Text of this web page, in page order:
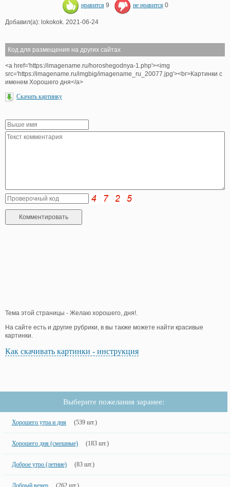
нравится 9 не нравится 0
Добавил(а): lokokok. 2021-06-24
Код для размещения на других сайтах
<a href='https://imagename.ru/horoshegodnya-1.php'><img
src='https://imagename.ru/imgbig/imagename_ru_20077.jpg'><br>Картинки с
именем Хорошего дня</a>
Скачать картинку
Тема этой страницы - Желаю хорошего, дня!.
На сайте есть и другие рубрики, в вы также можете найти красивые
картинки.
Как скачивать картинки - инструкция
Выберите пожелания заранее:
Хорошего утра и дня (539 шт.)
Хорошего дня (смешные) (183 шт.)
Доброе утро (летние) (83 шт.)
Добрый вечер (262 шт.)